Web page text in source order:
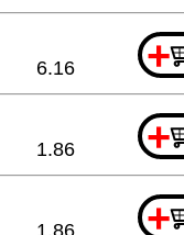
+
6.16
+
1.86
+